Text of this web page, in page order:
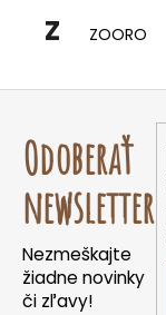
Z ZOORO
č
m
e
Odoberať
newsletter
Nezmeškajte
žiadne novinky
či zľavy!